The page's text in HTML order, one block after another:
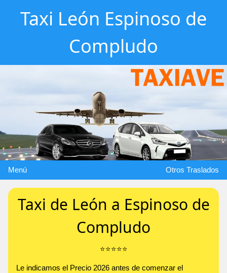
Taxi León Espinoso de
Compludo
Menú Otros Traslados
Taxi de León a Espinoso de
Compludo
⭐️⭐️⭐️⭐️⭐️
Le indicamos el Precio 2026 antes de comenzar el